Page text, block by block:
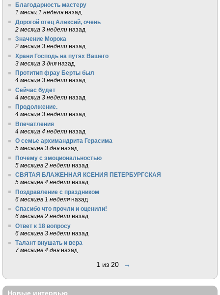
Благодарность мастеру
1 месяц 1 неделя назад
Дорогой отец Алексий, очень
2 месяца 3 недели назад
Значение Морока
2 месяца 3 недели назад
Храни Господь на путях Вашего
3 месяца 3 дня назад
Протитип фрау Берты был
4 месяца 3 недели назад
Сейчас будет
4 месяца 3 недели назад
Продолжение.
4 месяца 3 недели назад
Впечатления
4 месяца 4 недели назад
О семье архимандрита Герасима
5 месяцев 3 дня назад
Почему с эмоциональностью
5 месяцев 2 недели назад
СВЯТАЯ БЛАЖЕННАЯ КСЕНИЯ ПЕТЕРБУРГСКАЯ
5 месяцев 4 недели назад
Поздравление с праздником
6 месяцев 1 неделя назад
Спасибо что прочли и оценили!
6 месяцев 2 недели назад
Ответ к 18 вопросу
6 месяцев 3 недели назад
Талант внушать и вера
7 месяцев 4 дня назад
1 из 20 →
Новые интервью